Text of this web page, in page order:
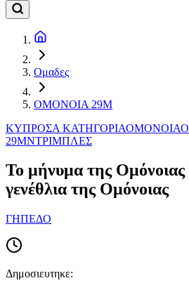
Ομαδες
ΟΜΟΝΟΙΑ 29Μ
ΚΥΠΡΟΣΑ ΚΑΤΗΓΟΡΙΑΟΜΟΝΟΙΑ
29ΜΝΤΡΙΜΠΛΕΣ
Το μήνυμα της
γενέθλια της Ομόνοιας
ΓΗΠΕΔΟ
Δημοσιευτηκε: